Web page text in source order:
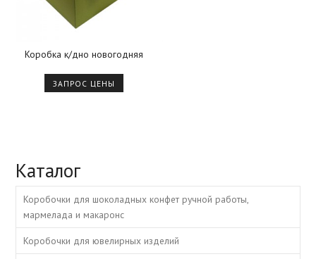
Коробка к/дно новогодняя
ЗАПРОС ЦЕНЫ
Каталог
Коробочки для шоколадных конфет ручной работы,
мармелада и макаронс
Коробочки для ювелирных изделий